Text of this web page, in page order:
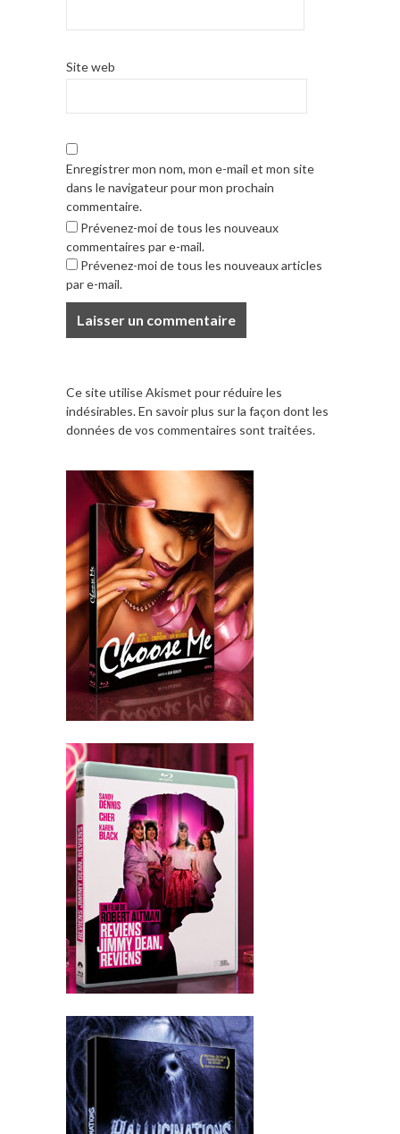
Site web
Enregistrer mon nom, mon e-mail et mon site
dans le navigateur pour mon prochain
commentaire.
Prévenez-moi de tous les nouveaux
commentaires par e-mail.
Prévenez-moi de tous les nouveaux articles
par e-mail.
Ce site utilise Akismet pour réduire les
indésirables.En savoir plus sur la façon dont les
données de vos commentaires sont traitées.